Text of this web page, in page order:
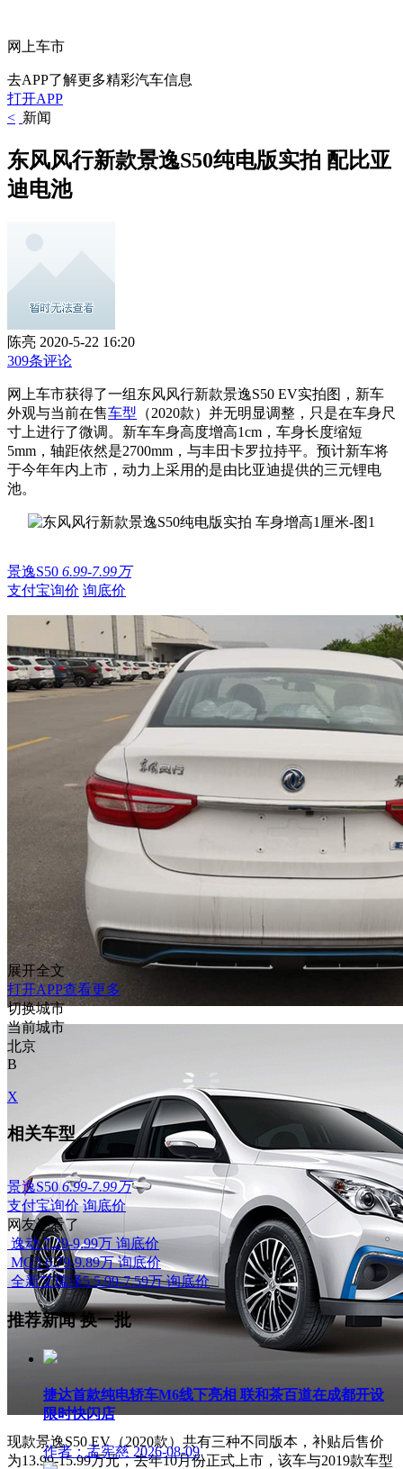
网上车市
去APP了解更多精彩汽车信息
打开APP
< 新闻
东风风行新款景逸S50纯电版实拍 配比亚
迪电池
陈亮 2020-5-22 16:20
309条评论
网上车市获得了一组东风风行新款景逸S50 EV实拍图，新车
外观与当前在售车型 （2020款）并无明显调整，只是在车身尺
寸上进行了微调。新车车身高度增高1cm，车身长度缩短
5mm，轴距依然是2700mm，与丰田卡罗拉持平。预计新车将
于今年年内上市，动力上采用的是由比亚迪提供的三元锂电
池。
景逸S50 6.99-7.99万
支付宝询价 询底价
现款景逸S50 EV（2020款）共有三种不同版本，补贴后售价
为13.99-15.99万元，去年10月份正式上市，该车与2019款车型
展开全文
打开APP查看更多
切换城市
当前城市
北京
B
X
相关车型
景逸S50 6.99-7.99万
支付宝询价 询底价
网友还看了
逸动 7.29-9.99万 询底价
MG5 6.79-9.89万 询底价
全新艾瑞泽5 5.99-7.59万 询底价
推荐新闻换一批
捷达首款纯电轿车M6线下亮相 联和茶百道在成都开设
限时快闪店
作者：孟宪慈 2026-08-09